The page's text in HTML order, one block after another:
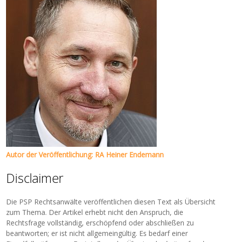
Autor der Veröffentlichung: RA Heiner Endemann
Disclaimer
Die PSP Rechtsanwälte veröffentlichen diesen Text als Übersicht
zum Thema. Der Artikel erhebt nicht den Anspruch, die
Rechtsfrage vollständig, erschöpfend oder abschließen zu
beantworten; er ist nicht allgemeingültig. Es bedarf einer